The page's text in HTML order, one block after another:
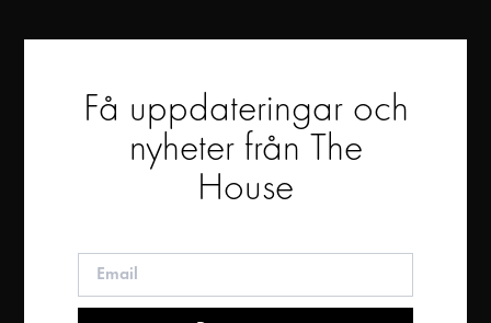
Få uppdateringar och
nyheter från The
House